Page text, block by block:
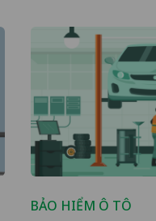
BẢO HIỂM Ô TÔ